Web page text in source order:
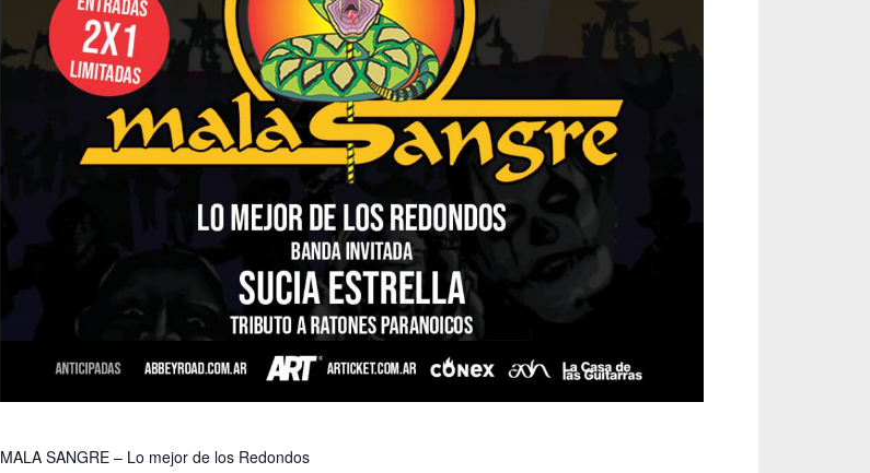
MALA SANGRE – Lo mejor de los Redondos